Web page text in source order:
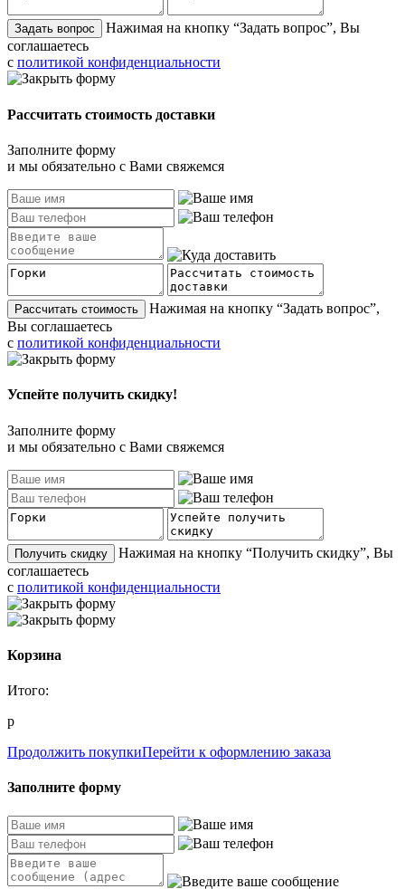
Задать вопрос
Нажимая на кнопку “Задать вопрос”, Вы
соглашаетесь
с политикой конфиденциальности
Рассчитать стоимость доставки
Заполните форму
и мы обязательно с Вами свяжемся
Рассчитать стоимость
Нажимая на кнопку “Задать вопрос”,
Вы соглашаетесь
с политикой конфиденциальности
Успейте получить скидку!
Заполните форму
и мы обязательно с Вами свяжемся
Получить скидку
Нажимая на кнопку “Получить скидку”, Вы
соглашаетесь
с политикой конфиденциальности
Корзина
Итого:
p
Продолжить покупкиПерейти к оформлению заказа
Заполните форму